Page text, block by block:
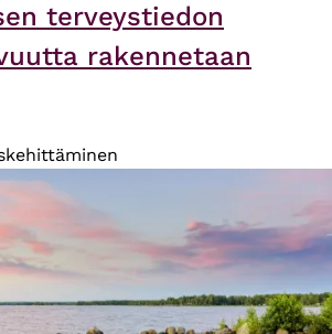
terveystiedon
rakennetaan